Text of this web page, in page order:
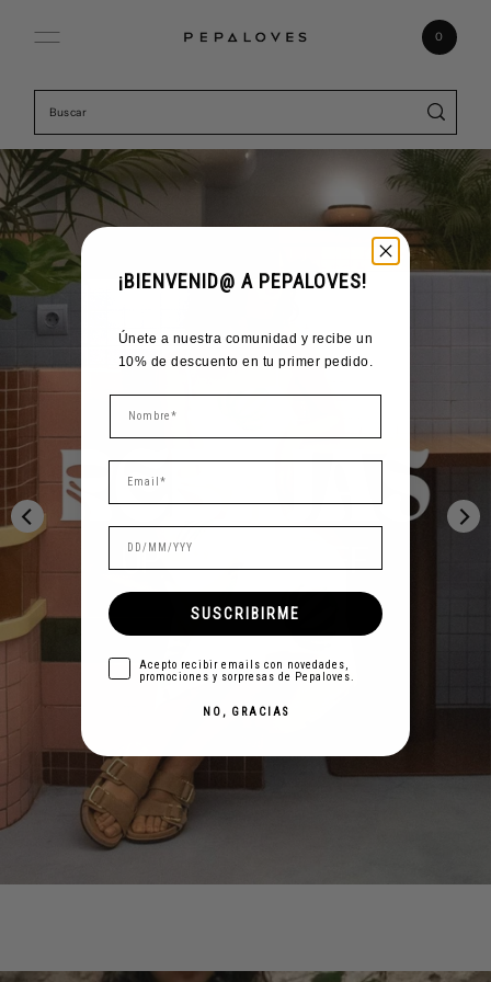
0
¡BIENVENID@ A PEPALOVES!
Únete a nuestra comunidad y recibe un
10% de descuento en tu primer pedido.
SUSCRIBIRME
aceptarAcepto recibir emails con novedades,
promociones y sorpresas de Pepaloves.
NO, GRACIAS